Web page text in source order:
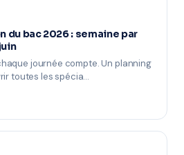
du bac 2026 : semaine par
journée compte. Un planning
toutes les spécia…